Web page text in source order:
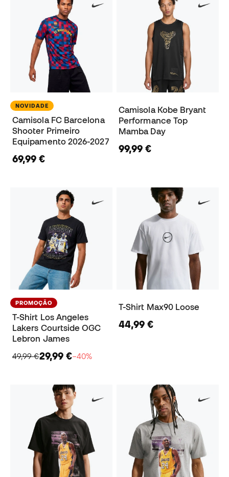
NOVIDADE
Camisola FC Barcelona
Shooter Primeiro
Equipamento 2026-2027
69,99 €
Camisola Kobe Bryant
Performance Top
Mamba Day
99,99 €
PROMOÇÃO
T-Shirt Los Angeles
Lakers Courtside OGC
Lebron James
49,99 €29,99 €−40%
T-Shirt Max90 Loose
44,99 €